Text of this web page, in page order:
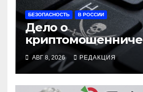
БЕЗОПАСНОСТЬ В РОССИИ
Дело о
оборачивают в
терроризму
АВГ 8, 2026 РЕДАКЦИЯ